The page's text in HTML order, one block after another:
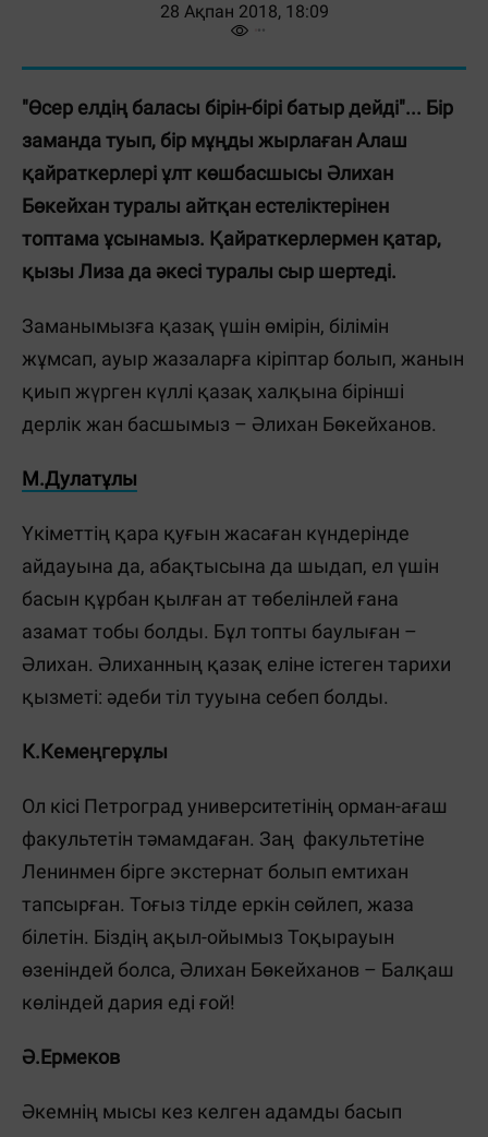
28 Ақпан 2018, 18:09
"Өсер елдің баласы бірін-бірі батыр дейді"... Бір
заманда туып, бір мұңды жырлаған Алаш
қайраткерлері ұлт көшбасшысы Әлихан
Бөкейхан туралы айтқан естеліктерінен
топтама ұсынамыз. Қайраткерлермен қатар,
қызы Лиза да әкесі туралы сыр шертеді.
Заманымызға қазақ үшін өмірін, білімін
жұмсап, ауыр жазаларға кіріптар болып, жанын
қиып жүрген күллі қазақ халқына бірінші
дерлік жан басшымыз – Әлихан Бөкейханов.
М.Дулатұлы
Үкіметтің қара қуғын жасаған күндерінде
айдауына да, абақтысына да шыдап, ел үшін
басын құрбан қылған ат төбелінлей ғана
азамат тобы болды. Бұл топты баулыған –
Әлихан. Әлиханның қазақ еліне істеген тарихи
қызметі: әдеби тіл тууына себеп болды.
К.Кемеңгерұлы
Ол кісі Петроград университетінің орман-ағаш
факультетін тәмамдаған. Заң факультетіне
Ленинмен бірге экстернат болып емтихан
тапсырған. Тоғыз тілде еркін сөйлеп, жаза
білетін. Біздің ақыл-ойымыз Тоқырауын
өзеніндей болса, Әлихан Бөкейханов – Балқаш
көліндей дария еді ғой!
Ә.Ермеков
Әкемнің мысы кез келген адамды басып